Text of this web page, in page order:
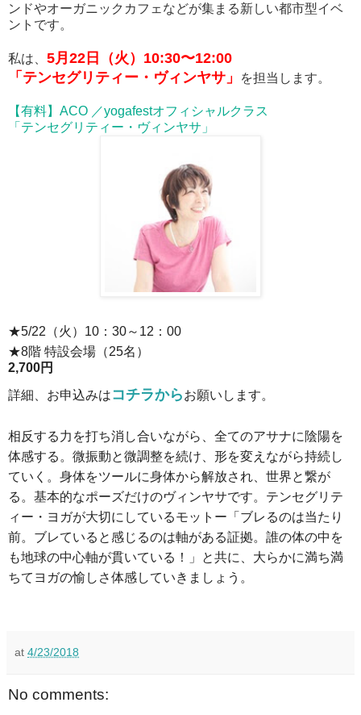
ンドやオーガニックカフェなどが集まる新しい都市型イベ
ントです。
私は、 5月22日（火）10:30〜12:00
「テンセグリティー・ヴィンヤサ」
を担当します。
【有料】ACO ／yogafestオフィシャルクラス
「テンセグリティー・ヴィンヤサ」
★5/22（火）10：30～12：00
★8階 特設会場（25名）
2,700円
詳細、お申込みはコチラからお願いします。
相反する力を打ち消し合いながら、全てのアサナに陰陽を
体感する。微振動と微調整を続け、形を変えながら持続し
ていく。身体をツールに身体から解放され、世界と繋が
る。基本的なポーズだけのヴィンヤサです。テンセグリテ
ィー・ヨガが大切にしているモットー「ブレるのは当たり
前。ブレていると感じるのは軸がある証拠。誰の体の中を
も地球の中心軸が貫いている！」と共に、大らかに満ち満
ちてヨガの愉しさ体感していきましょう。
at 4/23/2018
No comments: